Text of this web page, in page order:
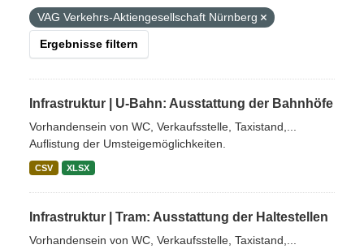
VAG Verkehrs-Aktiengesellschaft Nürnberg
Ergebnisse filtern
Infrastruktur | U-Bahn: Ausstattung der Bahnhöfe
Vorhandensein von WC, Verkaufsstelle, Taxistand,...
Auflistung der Umsteigemöglichkeiten.
CSV XLSX
Infrastruktur | Tram: Ausstattung der Haltestellen
Vorhandensein von WC, Verkaufsstelle, Taxistand,...